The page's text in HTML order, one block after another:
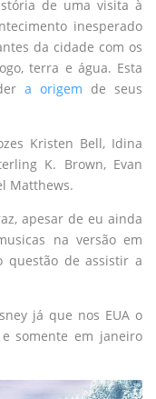
de uma visita à
inesperado
da cidade com os
terra e água. Esta
a origem de seus
Kristen Bell, Idina
K. Brown, Evan
Matthews.
apesar de eu ainda
na versão em
questão de assistir a
já que nos EUA o
somente em janeiro